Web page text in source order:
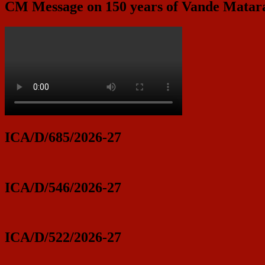
CM Message on 150 years of Vande
ICA/D/685/2026-27
ICA/D/546/2026-27
ICA/D/522/2026-27